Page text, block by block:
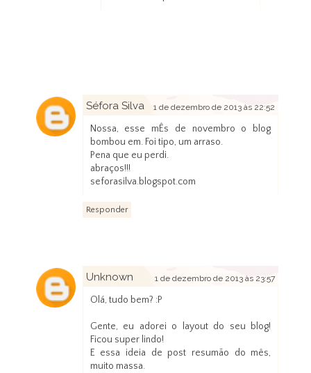
Séfora Silva 1 de dezembro de 2013 às 22:52
Nossa, esse mÊs de novembro o blog
bombou em. Foi tipo, um arraso.
Pena que eu perdi.
abraços!!!
seforasilva.blogspot.com
Responder
Unknown 1 de dezembro de 2013 às 23:57
Olá, tudo bem? :P
Gente, eu adorei o layout do seu blog!
Ficou super lindo!
E essa ideia de post resumão do mês,
muito massa.